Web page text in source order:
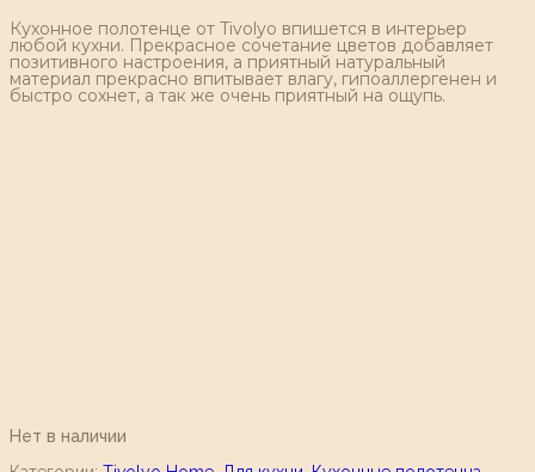
Кухонное полотенце от Tivolyo впишется в интерьер
любой кухни. Прекрасное сочетание цветов добавляет
позитивного настроения, а приятный натуральный
материал прекрасно впитывает влагу, гипоаллергенен и
быстро сохнет, а так же очень приятный на ощупь.
Нет в наличии